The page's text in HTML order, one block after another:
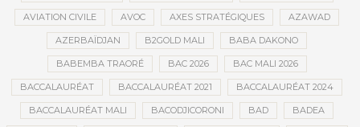
AVIATION CIVILE AVOC AXES STRATÉGIQUES AZAWAD
AZERBAÏDJAN B2GOLD MALI BABA DAKONO
BABEMBA TRAORÉ BAC 2026 BAC MALI 2026
BACCALAURÉAT BACCALAURÉAT 2021 BACCALAURÉAT 2024
BACCALAURÉAT MALI BACODJICORONI BAD BADEA